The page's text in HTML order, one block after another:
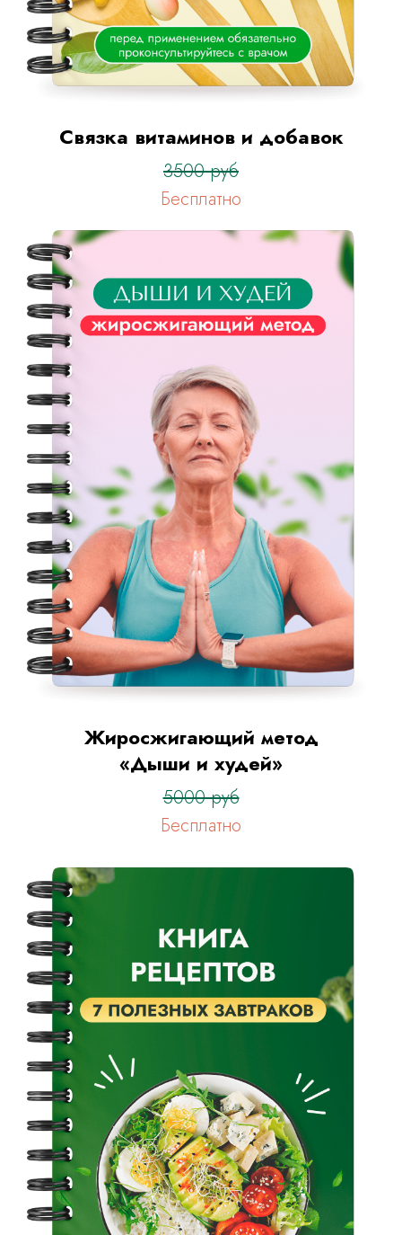
Связка витаминов и добавок
3500 руб
Бесплатно
Жиросжигающий метод
«Дыши и худей»
5000 руб
Бесплатно